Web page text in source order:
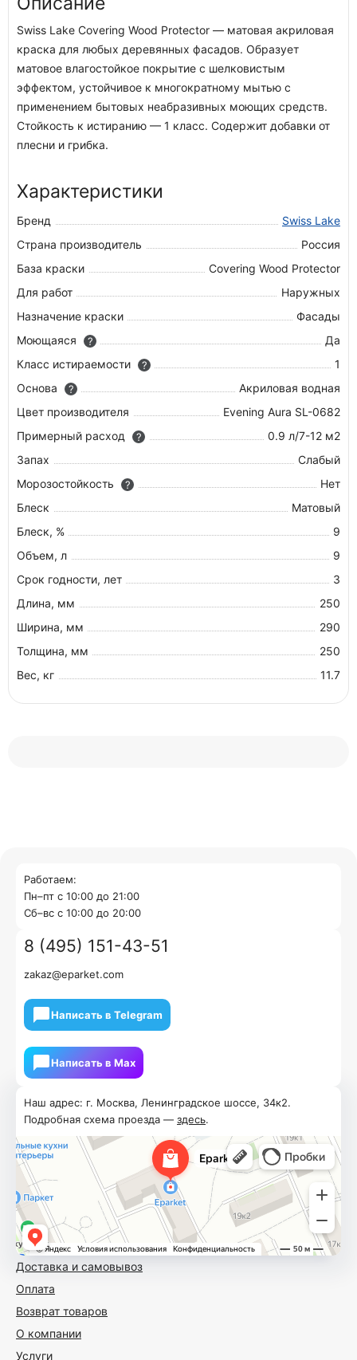
Swiss Lake Covering Wood Protector — матовая акриловая
краска для любых деревянных фасадов. Образует
матовое влагостойкое покрытие с шелковистым
эффектом, устойчивое к многократному мытью с
применением бытовых неабразивных моющих средств.
Стойкость к истиранию — 1 класс. Содержит добавки от
плесни и грибка.
Характеристики
Бренд
Swiss Lake
Страна производитель
Россия
База краски
Covering Wood Protector
Для работ
Наружных
Назначение краски
Фасады
Моющаяся
?
Да
Класс истираемости
?
1
Основа
?
Акриловая водная
Цвет производителя
Evening Aura SL-0682
Примерный расход
?
0.9 л/7-12 м2
Запах
Слабый
Морозостойкость
?
Нет
Блеск
Матовый
Блеск, %
9
Объем, л
9
Срок годности, лет
3
Длина, мм
250
Ширина, мм
290
Толщина, мм
250
Вес, кг
11.7
Доставка и самовывоз
Оплата
Возврат товаров
О компании
Услуги
Наш адрес: г. Москва, Ленинградское шоссе, 34к2.
Подробная схема проезда — здесь.
Работаем:
Пн–пт с 10:00 до 21:00
Cб–вс с 10:00 до 20:00
8 (495) 151-43-51
zakaz@eparket.com
Написать в Telegram
Написать в Мах